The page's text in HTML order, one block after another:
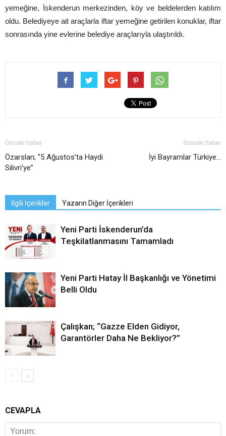
yemeğine, İskenderun merkezinden, köy ve beldelerden katılım
oldu. Belediyeye ait araçlarla iftar yemeğine getirilen konuklar, iftar
sonrasında yine evlerine belediye araçlarıyla ulaştırıldı.
Önceki haber
Özarslan; “5 Ağustos’ta Haydi
Silivri’ye”
Sonraki haber
İyi Bayramlar Türkiye…
İlgili İçerikler Yazarın Diğer İçerikleri
Yeni Parti İskenderun’da
Teşkilatlanmasını Tamamladı
Yeni Parti Hatay İl Başkanlığı ve Yönetimi
Belli Oldu
Çalışkan; “Gazze Elden Gidiyor,
Garantörler Daha Ne Bekliyor?”
CEVAPLA